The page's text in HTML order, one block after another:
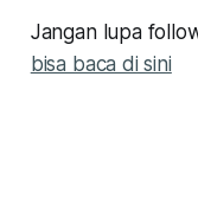
Jangan lupa
bisa baca di sini